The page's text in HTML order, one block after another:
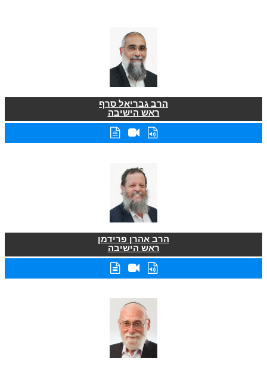
הרב גבריאל סרף
ראש הישיבה
הרב אהרן פרידמן
ראש הישיבה